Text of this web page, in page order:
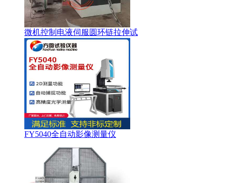
微机控制电液伺服圆环链拉伸试
FY5040全自动影像测量仪